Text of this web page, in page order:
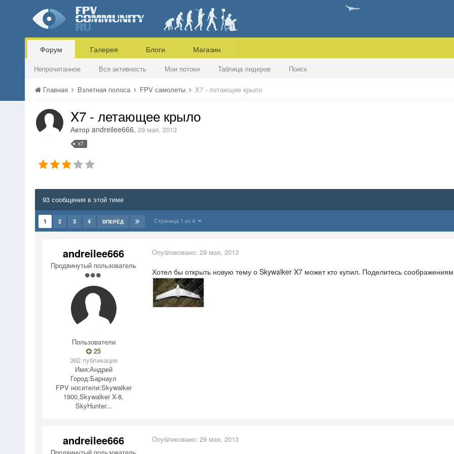
Форум
Непрочитанное Вся активность Мои потоки Таблица лидеров Поиск
Галерея Блоги Магазин
Главная Взлетная полоса FPV самолеты X7 - летающее крыло
X7 - летающее крыло
Автор andreilee666, 29 мая, 2013
x7
93 сообщения в этой теме
1 2 3 4 ВПЕРЁД Страница 1 из 4
andreilee666
Продвинутый пользователь
Пользователи
25
362 публикации
Имя:Андрей
Город:Барнаул
FPV носители:Skywalker
1900,Skywalker X-8,
SkyHunter...
Опубликовано: 29 мая, 2013
Хотел бы открыть новую тему о Skywalker X7 может кто купил. Поделитесь
andreilee666 Опубликовано: 29 мая, 2013